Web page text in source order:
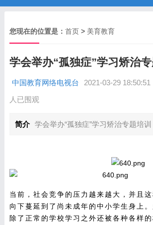
您现在的位置是： 首页> 美育教育
学会举办“孤独症”学习矫治专
中国教育网络电视台 2021-03-29 18:50:51
人已围观
简介 学会举办“孤独症”学习矫治专题培训
当前，社会竞争的压力越来越大，并且
向下蔓延到了尚未成年的中小学生身上
除了正常的学校学习之外还被各种各样